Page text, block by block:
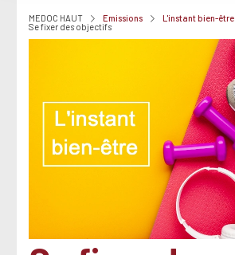
MEDOC HAUT Emissions
L'instant bien-être
Se fixer des objectifs